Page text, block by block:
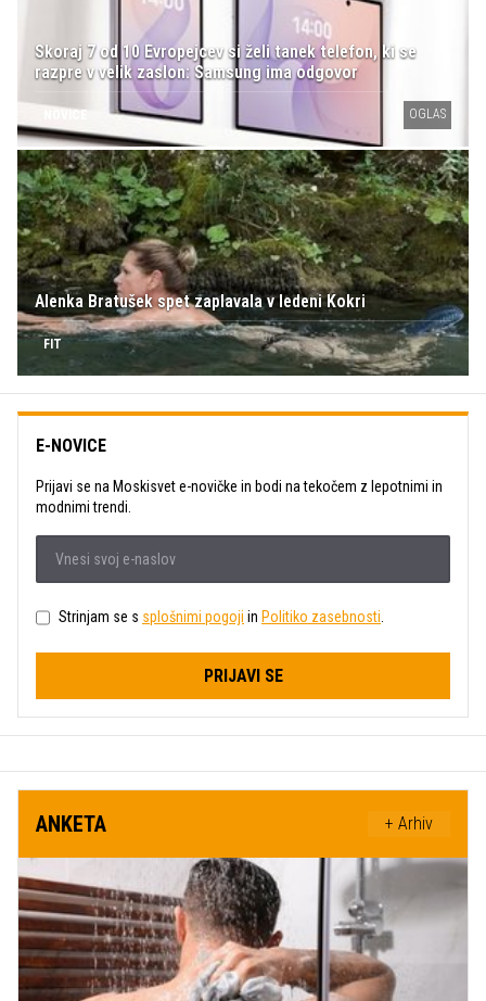
Skoraj 7 od 10 Evropejcev si želi tanek telefon, ki se
razpre v velik zaslon: Samsung ima odgovor
NOVICE OGLAS
Alenka Bratušek spet zaplavala v ledeni Kokri
FIT
E-NOVICE
Prijavi se na Moskisvet e-novičke in bodi na tekočem z lepotnimi in
modnimi trendi.
Strinjam se s splošnimi pogoji in Politiko zasebnosti.
PRIJAVI SE
ANKETA + Arhiv